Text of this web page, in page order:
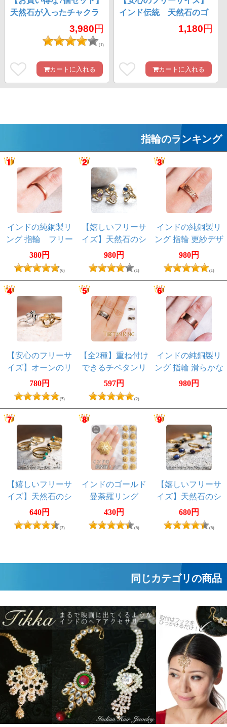
天然石が入ったチャクラ
3,980円
(1)
カートに入れる
インド伝統 天然石のゴ
1,180円
カートに入れる
指輪のランキング
インドの純銅製リ
ング 指輪 フリー
サイズ 細く軽やか
アーユルヴェーダ
やプージャで人気
380円
(6)
【嬉しいフリーサ
イズ】天然石のシ
ンプルリング
980円
(1)
インドの純銅製リ
ング 指輪 更紗デザ
イン フリーサイズ
(22号以上) アーユ
ルヴェーダやプー
ジャで人気の銅
980円
(1)
【安心のフリーサ
イズ】オーンのリ
ング-ゴールド＆シ
ルバー
780円
(5)
【全2種】重ね付け
できるチベタンリ
ング 太陽、ブッ
ダアイ 【フリー
597円
(2)
インドの純銅製リ
ング 指輪 滑らかな
多面カットデザイ
ヴェーダやプージ
ャで人気の銅
980円
【嬉しいフリーサ
イズ】天然石のシ
ンプルリング-ダブ
ル
640円
(2)
インドのゴールド
曼荼羅リング
430円
(5)
【嬉しいフリーサ
イズ】天然石のシ
ンプルリング-雫
680円
(5)
同じカテゴリの商品